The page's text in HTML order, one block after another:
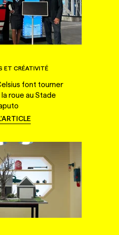
ET CRÉATIVITÉ
font tourner
roue au Stade